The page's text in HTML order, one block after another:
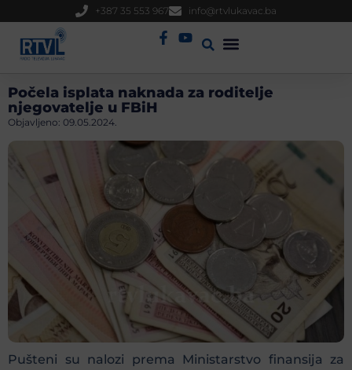
+387 35 553 967 info@rtvlukavac.ba
Počela isplata naknada za roditelje
njegovatelje u FBiH
Objavljeno: 09.05.2024.
Pušteni su nalozi prema Ministarstvo finansija za